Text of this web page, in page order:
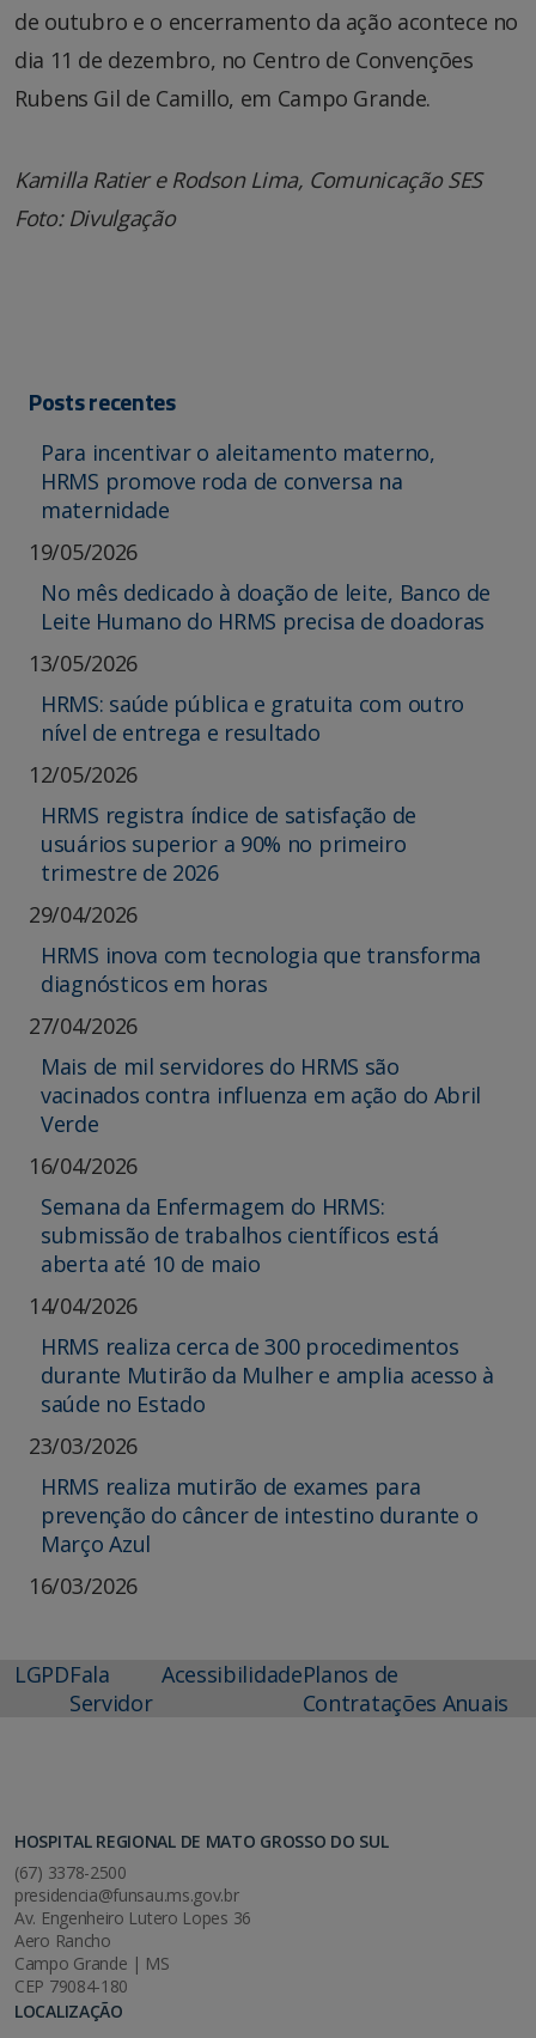
de outubro e o encerramento da ação acontece no
dia 11 de dezembro, no Centro de Convenções
Rubens Gil de Camillo, em Campo Grande.
Kamilla Ratier e Rodson Lima, Comunicação SES
Foto: Divulgação
Posts recentes
Para incentivar o aleitamento materno,
HRMS promove roda de conversa na
maternidade
19/05/2026
No mês dedicado à doação de leite, Banco de
Leite Humano do HRMS precisa de doadoras
13/05/2026
HRMS: saúde pública e gratuita com outro
nível de entrega e resultado
12/05/2026
HRMS registra índice de satisfação de
usuários superior a 90% no primeiro
trimestre de 2026
29/04/2026
HRMS inova com tecnologia que transforma
diagnósticos em horas
27/04/2026
Mais de mil servidores do HRMS são
vacinados contra influenza em ação do Abril
Verde
16/04/2026
Semana da Enfermagem do HRMS:
submissão de trabalhos científicos está
aberta até 10 de maio
14/04/2026
HRMS realiza cerca de 300 procedimentos
durante Mutirão da Mulher e amplia acesso à
saúde no Estado
23/03/2026
HRMS realiza mutirão de exames para
prevenção do câncer de intestino durante o
Março Azul
16/03/2026
LGPDFala
Servidor
AcessibilidadePlanos de
Contratações Anuais
HOSPITAL REGIONAL DE MATO GROSSO DO SUL
(67) 3378-2500
presidencia@funsau.ms.gov.br
Av. Engenheiro Lutero Lopes 36
Aero Rancho
Campo Grande | MS
CEP 79084-180
LOCALIZAÇÃO